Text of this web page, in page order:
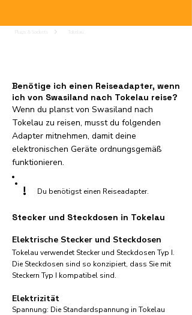
Benötige ich einen Reiseadapter, wenn
ich von Swasiland nach Tokelau reise?
Wenn du planst von Swasiland nach
Tokelau zu reisen, musst du folgenden
Adapter mitnehmen, damit deine
elektronischen Geräte ordnungsgemäß
funktionieren.
! Du benötigst einen Reiseadapter.
Stecker und Steckdosen in Tokelau
Elektrische Stecker und Steckdosen
Tokelau verwendet Stecker und Steckdosen Typ I.
Die Steckdosen sind so konzipiert, dass Sie mit
Steckern Typ I kompatibel sind.
Elektrizität
Spannung: Die Standardspannung in Tokelau